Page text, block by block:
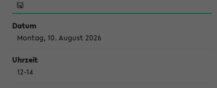
Montag, 10. August 2026
12-14